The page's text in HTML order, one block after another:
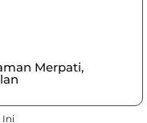
Merpati,
Ini